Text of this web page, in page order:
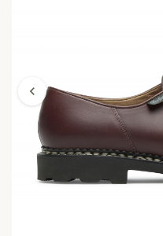
chevron_left